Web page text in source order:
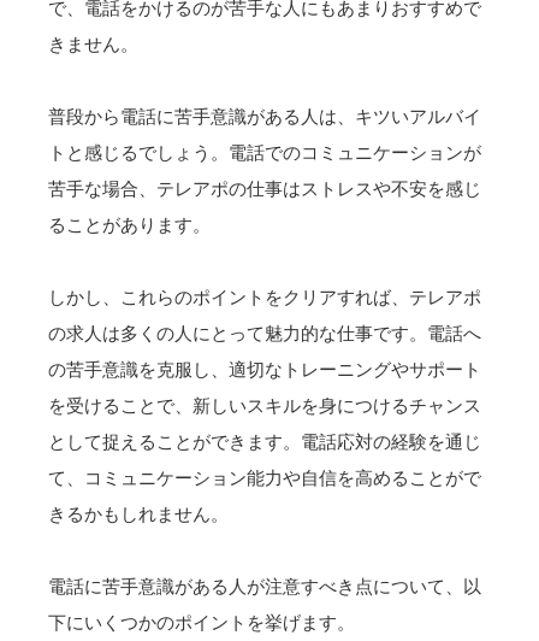
で、電話をかけるのが苦手な人にもあまりおすすめで
きません。
普段から電話に苦手意識がある人は、キツいアルバイ
トと感じるでしょう。電話でのコミュニケーションが
苦手な場合、テレアポの仕事はストレスや不安を感じ
ることがあります。
しかし、これらのポイントをクリアすれば、テレアポ
の求人は多くの人にとって魅力的な仕事です。電話へ
の苦手意識を克服し、適切なトレーニングやサポート
を受けることで、新しいスキルを身につけるチャンス
として捉えることができます。電話応対の経験を通じ
て、コミュニケーション能力や自信を高めることがで
きるかもしれません。
電話に苦手意識がある人が注意すべき点について、以
下にいくつかのポイントを挙げます。